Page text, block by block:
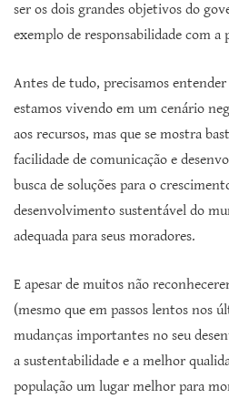
ser os dois grandes objetivos do
exemplo de responsabilidade com a
Antes de tudo, precisamos
estamos vivendo em um cenário
aos recursos, mas que se mostra
facilidade de comunicação e
busca de soluções para o
desenvolvimento sustentável do
adequada para seus moradores.
E apesar de muitos não
(mesmo que em passos lentos nos
mudanças importantes no seu
a sustentabilidade e a melhor
população um lugar melhor para